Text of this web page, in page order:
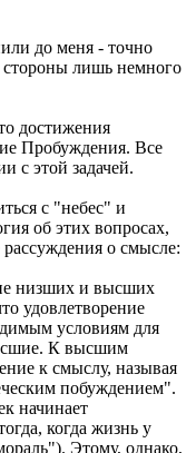
до меня - точно
стороны лишь немного
достижения
Пробуждения. Все
с этой задачей.
с "небес" и
об этих вопросах,
о смысле:
низших и высших
удовлетворение
условиям для
К высшим
к смыслу, называя
побуждением".
начинает
когда жизнь у
Этому, однако,